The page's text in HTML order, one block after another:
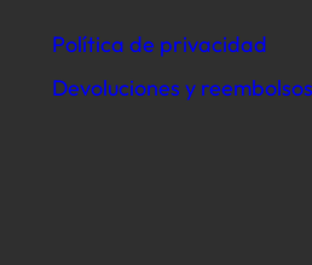
Política de privacidad
Devoluciones y reembolsos